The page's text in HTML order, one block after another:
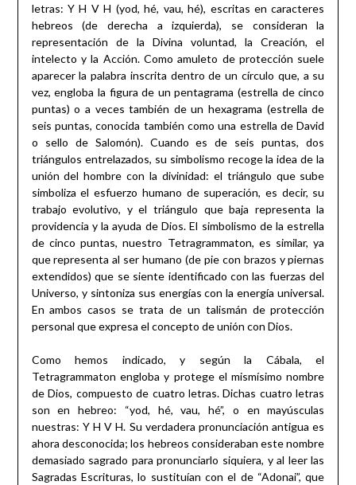
letras: Y H V H (yod, hé, vau, hé), escritas en caracteres
hebreos (de derecha a izquierda), se consideran la
representación de la Divina voluntad, la Creación, el
intelecto y la Acción. Como amuleto de protección suele
aparecer la palabra inscrita dentro de un círculo que, a su
vez, engloba la figura de un pentagrama (estrella de cinco
puntas) o a veces también de un hexagrama (estrella de
seis puntas, conocida también como una estrella de David
o sello de Salomón). Cuando es de seis puntas, dos
triángulos entrelazados, su simbolismo recoge la idea de la
unión del hombre con la divinidad: el triángulo que sube
simboliza el esfuerzo humano de superación, es decir, su
trabajo evolutivo, y el triángulo que baja representa la
providencia y la ayuda de Dios. El simbolismo de la estrella
de cinco puntas, nuestro Tetragrammaton, es similar, ya
que representa al ser humano (de pie con brazos y piernas
extendidos) que se siente identificado con las fuerzas del
Universo, y sintoniza sus energías con la energía universal.
En ambos casos se trata de un talismán de protección
personal que expresa el concepto de unión con Dios.
Como hemos indicado, y según la Cábala, el
Tetragrammaton engloba y protege el mismísimo nombre
de Dios, compuesto de cuatro letras. Dichas cuatro letras
son en hebreo: “yod, hé, vau, hé”, o en mayúsculas
nuestras: Y H V H. Su verdadera pronunciación antigua es
ahora desconocida; los hebreos consideraban este nombre
demasiado sagrado para pronunciarlo siquiera, y al leer las
Sagradas Escrituras, lo sustituían con el de “Adonai”, que